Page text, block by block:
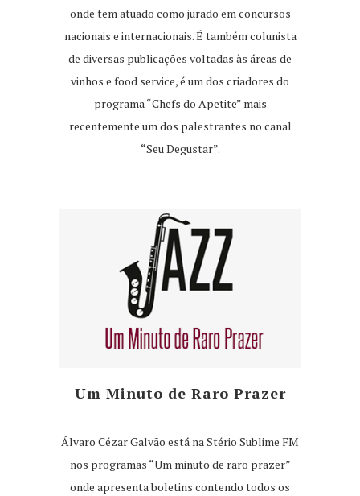
onde tem atuado como jurado em concursos
nacionais e internacionais. É também colunista
de diversas publicações voltadas às áreas de
vinhos e food service, é um dos criadores do
programa “Chefs do Apetite” mais
recentemente um dos palestrantes no canal
“Seu Degustar”.
Um Minuto de Raro Prazer
Álvaro Cézar Galvão está na Stério Sublime FM
nos programas “Um minuto de raro prazer”
onde apresenta boletins contendo todos os